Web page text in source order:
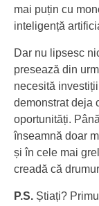
mai puțin cu
inteligență
Dar nu lipsesc
presează din
necesită
demonstrat deja
oportunități.
înseamnă doar
și în cele mai
creadă că
P.S. Știați?